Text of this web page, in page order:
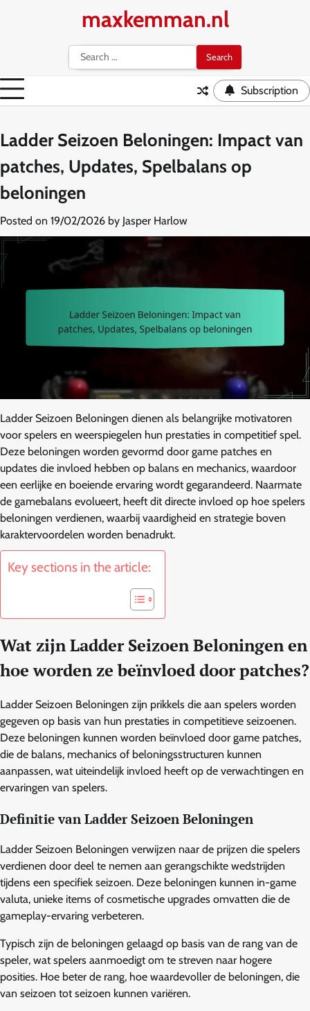
maxkemman.nl
Search
for:
Subscription
Ladder Seizoen Beloningen: Impact van
patches, Updates, Spelbalans op
beloningen
Posted on 19/02/2026 by Jasper Harlow
Ladder Seizoen Beloningen dienen als belangrijke motivatoren
voor spelers en weerspiegelen hun prestaties in competitief spel.
Deze beloningen worden gevormd door game patches en
updates die invloed hebben op balans en mechanics, waardoor
een eerlijke en boeiende ervaring wordt gegarandeerd. Naarmate
de gamebalans evolueert, heeft dit directe invloed op hoe spelers
beloningen verdienen, waarbij vaardigheid en strategie boven
karaktervoordelen worden benadrukt.
Key sections in the article:
Wat zijn Ladder Seizoen Beloningen en
hoe worden ze beïnvloed door patches?
Ladder Seizoen Beloningen zijn prikkels die aan spelers worden
gegeven op basis van hun prestaties in competitieve seizoenen.
Deze beloningen kunnen worden beïnvloed door game patches,
die de balans, mechanics of beloningsstructuren kunnen
aanpassen, wat uiteindelijk invloed heeft op de verwachtingen en
ervaringen van spelers.
Definitie van Ladder Seizoen Beloningen
Ladder Seizoen Beloningen verwijzen naar de prijzen die spelers
verdienen door deel te nemen aan gerangschikte wedstrijden
tijdens een specifiek seizoen. Deze beloningen kunnen in-game
valuta, unieke items of cosmetische upgrades omvatten die de
gameplay-ervaring verbeteren.
Typisch zijn de beloningen gelaagd op basis van de rang van de
speler, wat spelers aanmoedigt om te streven naar hogere
posities. Hoe beter de rang, hoe waardevoller de beloningen, die
van seizoen tot seizoen kunnen variëren.